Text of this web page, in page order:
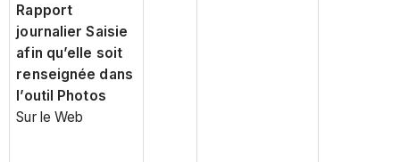
Rapport
journalier Saisie
afin qu’elle soit
renseignée dans
l’outil Photos
Sur le Web